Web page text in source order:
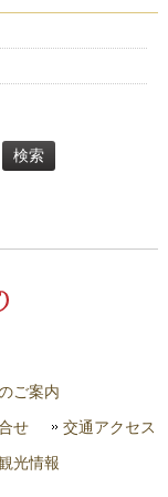
ご案内
せ 交通アクセス
光情報